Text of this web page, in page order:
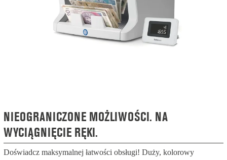
NIEOGRANICZONE MOŻLIWOŚCI. NA
WYCIĄGNIĘCIE RĘKI.
Doświadcz maksymalnej łatwości obsługi! Duży, kolorowy